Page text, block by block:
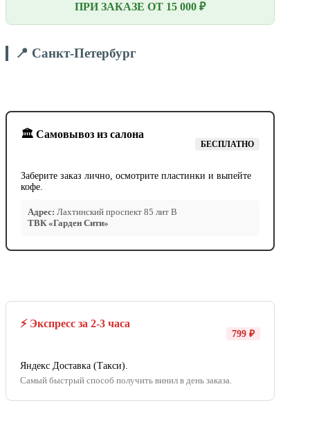
ПРИ ЗАКАЗЕ ОТ 15 000 ₽
📍 Санкт-Петербург
🏛️ Самовывоз из салона
БЕСПЛАТНО
Заберите заказ лично, осмотрите пластинки и выпейте
кофе.
Адрес: Лахтинский проспект 85 лит В
ТВК «Гарден Сити»
⚡ Экспресс за 2-3 часа
799 ₽
Яндекс Доставка (Такси).
Самый быстрый способ получить винил в день заказа.